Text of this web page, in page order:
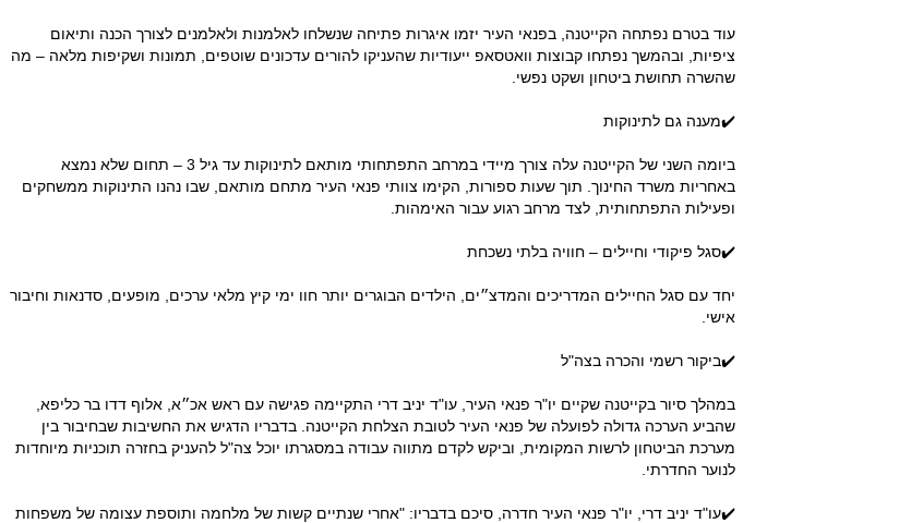
עוד בטרם נפתחה הקייטנה, בפנאי העיר יזמו איגרות פתיחה שנשלחו לאלמנות ולאלמנים לצורך הכנה ותיאום
ציפיות, ובהמשך נפתחו קבוצות וואטסאפ ייעודיות שהעניקו להורים עדכונים שוטפים, תמונות ושקיפות מלאה – מה
שהשרה תחושת ביטחון ושקט נפשי.
✔️מענה גם לתינוקות
ביומה השני של הקייטנה עלה צורך מיידי במרחב התפתחותי מותאם לתינוקות עד גיל 3 – תחום שלא נמצא
באחריות משרד החינוך. תוך שעות ספורות, הקימו צוותי פנאי העיר מתחם מותאם, שבו נהנו התינוקות ממשחקים
ופעילות התפתחותית, לצד מרחב רגוע עבור האימהות.
✔️סגל פיקודי וחיילים – חוויה בלתי נשכחת
יחד עם סגל החיילים המדריכים והמדצ״ים, הילדים הבוגרים יותר חוו ימי קיץ מלאי ערכים, מופעים, סדנאות וחיבור
אישי.
✔️ביקור רשמי והכרה בצה"ל
במהלך סיור בקייטנה שקיים יו"ר פנאי העיר, עו"ד יניב דרי התקיימה פגישה עם ראש אכ״א, אלוף דדו בר כליפא,
שהביע הערכה גדולה לפועלה של פנאי העיר לטובת הצלחת הקייטנה. בדבריו הדגיש את החשיבות שבחיבור בין
מערכת הביטחון לרשות המקומית, וביקש לקדם מתווה עבודה במסגרתו יוכל צה"ל להעניק בחזרה תוכניות מיוחדות
לנוער החדרתי.
✔️עו"ד יניב דרי, יו"ר פנאי העיר חדרה, סיכם בדבריו: "אחרי שנתיים קשות של מלחמה ותוספת עצומה של משפחות